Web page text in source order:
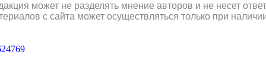
может не разделять мнение авторов и не несет
с сайта может осуществляться только при